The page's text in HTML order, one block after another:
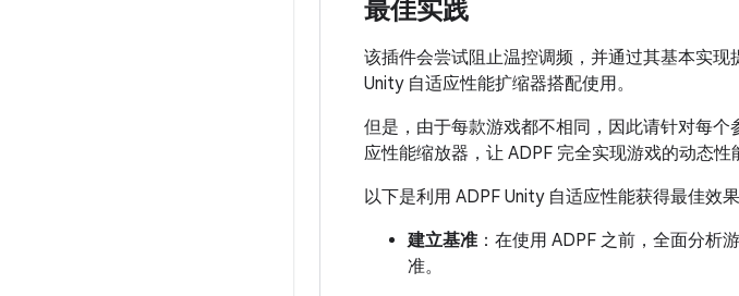
最佳实践
该插件会尝试阻止温控调频，并通过其基本实
Unity 自适应性能扩缩器搭配使用。
但是，由于每款游戏都不相同，因此请针对每
应性能缩放器，让 ADPF 完全实现游戏的动态性
以下是利用 ADPF Unity 自适应性能获得最佳效
建立基准 ：在使用 ADPF 之前，全面分析
准。